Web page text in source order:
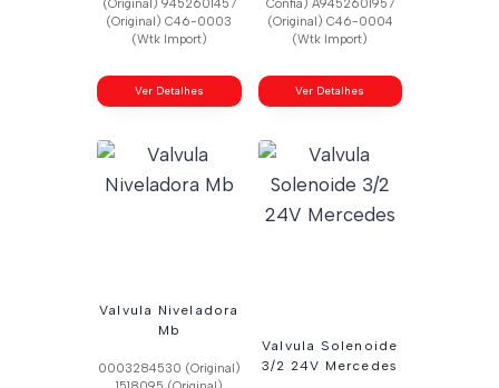
(Original) 9452601457
(Original) C46-0003
(Wtk Import)
Ver Detalhes
Confia) A9452601957
(Original) C46-0004
(Wtk Import)
Ver Detalhes
Valvula Niveladora
Mb
0003284530 (Original)
Valvula Solenoide
3/2 24V Mercedes